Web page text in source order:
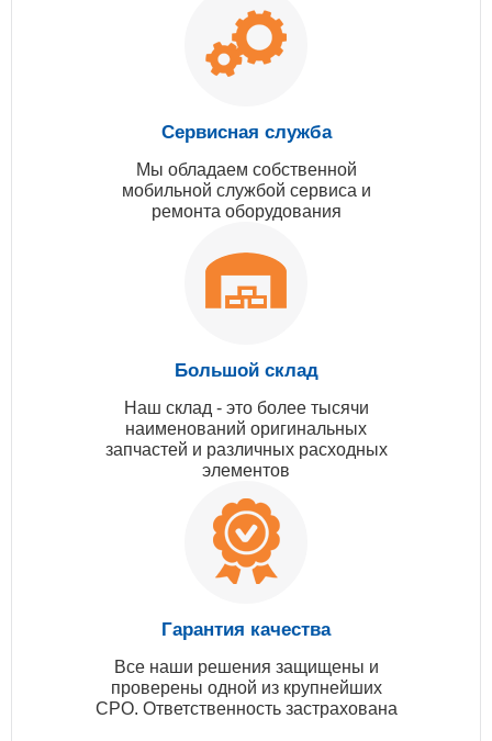
Сервисная служба
Мы обладаем собственной
мобильной службой сервиса и
ремонта оборудования
Большой склад
Наш склад - это более тысячи
наименований оригинальных
запчастей и различных расходных
элементов
Гарантия качества
Все наши решения защищены и
проверены одной из крупнейших
СРО. Ответственность застрахована